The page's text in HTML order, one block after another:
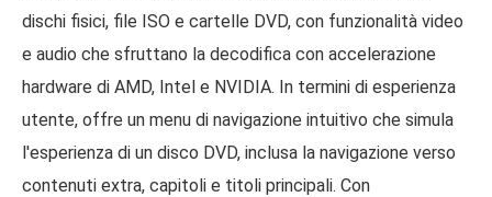
dischi fisici, file ISO e cartelle DVD, con funzionalità video
e audio che sfruttano la decodifica con accelerazione
hardware di AMD, Intel e NVIDIA. In termini di esperienza
utente, offre un menu di navigazione intuitivo che simula
l'esperienza di un disco DVD, inclusa la navigazione verso
contenuti extra, capitoli e titoli principali. Con